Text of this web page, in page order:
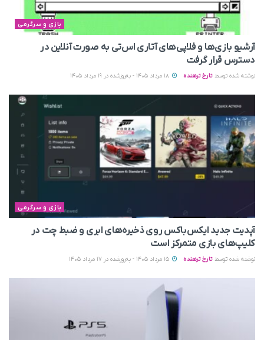
بازی و سرگرمی
آرشیو بازی‌ها و فلاپی‌های آتاری اس‌تی به‌ صورت آنلاین در
دسترس قرار گرفت
نوشته شده توسط تارخ ترهنده
بازی و سرگرمی
آپدیت جدید ایکس‌باکس روی ذخیره‌های ابری و ضبط چت در
کلیپ‌های بازی متمرکز است
نوشته شده توسط تارخ ترهنده